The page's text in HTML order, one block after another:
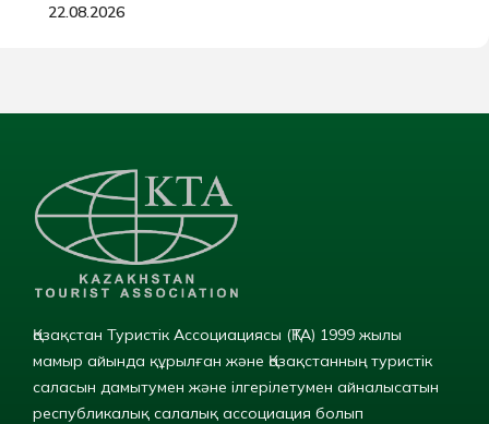
22.08.2026
Қазақстан Туристік Ассоциациясы (ҚТА) 1999 жылы
мамыр айында құрылған және Қазақстанның туристік
саласын дамытумен және ілгерілетумен айналысатын
республикалық салалық ассоциация болып